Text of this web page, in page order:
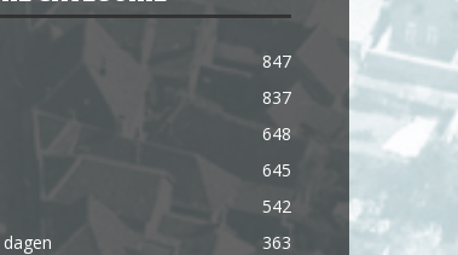
847
837
648
645
542
363